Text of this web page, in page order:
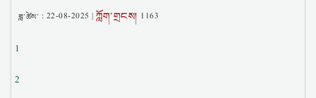
ཟླ་ཚེས་ : 22-08-2025 |ཀློག་གྲངས། 1163
1
2